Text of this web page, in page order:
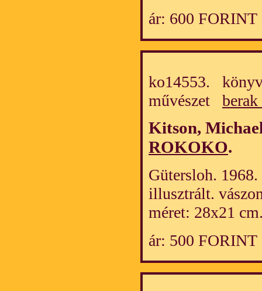
ár: 600 FORINT
ko14553.
művészet berak
Kitson,
ROKOKO.
Gütersloh.
illusztrált.
méret: 28x21
ár: 500 FORINT